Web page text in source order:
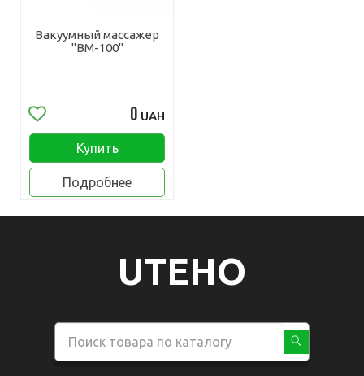
Вакуумный массажер
"ВМ-100"
0 UAH
Купить
Подробнее
UTEHO